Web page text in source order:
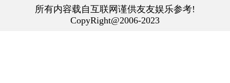
所有内容载自互联网谨供友友娱乐参考!
CopyRight@2006-2023